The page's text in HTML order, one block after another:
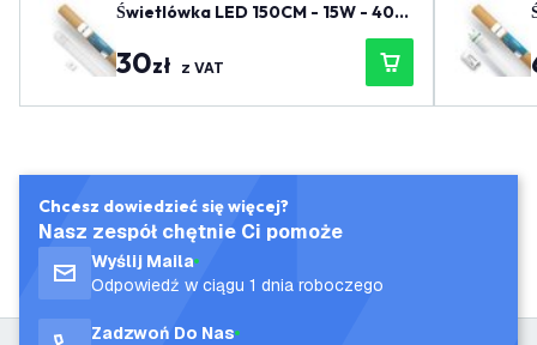
Świetlówka LED 150CM - 15W - 400
0K - 2400 Lm - Wysoka wydajność
30zł z VAT
Chcesz dowiedzieć się więcej?
Nasz zespół chętnie Ci pomoże
Wyślij Maila
Odpowiedź w ciągu 1 dnia roboczego
Zadzwoń Do Nas